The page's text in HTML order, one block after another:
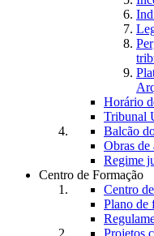
Horário
Tribunal
Balcão
Obras de
Regime
Centro de Formação
Centro
Plano de
Projetos